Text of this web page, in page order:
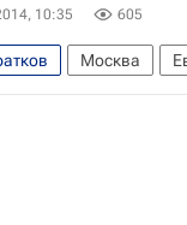
10:35 605
Москва
Дали
Пабло